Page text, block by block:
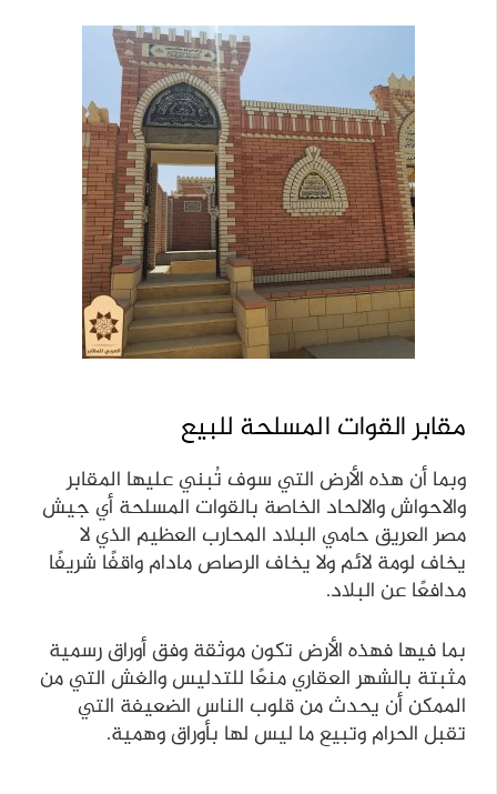
مقابر القوات المسلحة للبيع
وبما أن هذه الأرض التي سوف تُبني عليها المقابر
والاحواش والالحاد الخاصة بالقوات المسلحة أي جيش
مصر العريق حامي البلاد المحارب العظيم الذي لا
يخاف لومة لائم ولا يخاف الرصاص مادام واقفًا شريفًا
مدافعًا عن البلاد.
بما فيها فهذه الأرض تكون موثقة وفق أوراق رسمية
مثبتة بالشهر العقاري منعًا للتدليس والغش التي من
الممكن أن يحدث من قلوب الناس الضعيفة التي
تقبل الحرام وتبيع ما ليس لها بأوراق وهمية.